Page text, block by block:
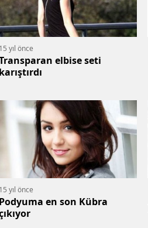
15 yıl önce
elbise seti
karıştırdı
15 yıl önce
Podyuma en son Kübra